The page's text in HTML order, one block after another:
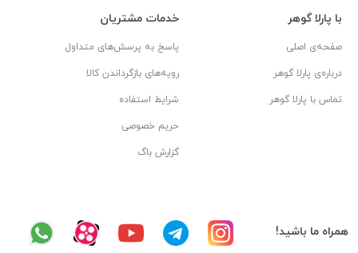
با پارلا گوهر
صفحه‌ی اصلی
درباره‌ی پارلا گوهر
تماس با پارلا گوهر
خدمات مشتریان
پاسخ به پرسش‌های متداول
رویه‌های بازگرداندن کالا
شرایط استفاده
حریم خصوصی
گزارش باگ
همراه ما باشید!